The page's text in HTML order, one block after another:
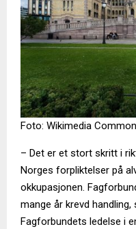
Foto: Wikimedia
– Det er et stort skritt i
Norges forpliktelser på
okkupasjonen.
mange år krevd
Fagforbundets ledelse i